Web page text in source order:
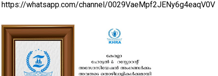
https://whatsapp.com/channel/0029VaeMpf2JENy6g4eaqV0V